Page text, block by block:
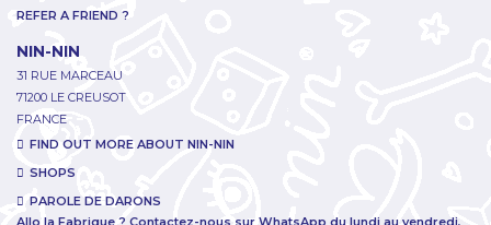
REFER A FRIEND ?
NIN-NIN
31 RUE MARCEAU
71200 LE CREUSOT
FRANCE
FIND OUT MORE ABOUT NIN-NIN
SHOPS
PAROLE DE DARONS